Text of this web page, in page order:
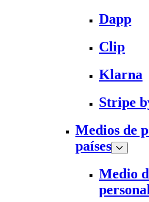
Dapp
Clip
Klarna
Stripe
Medios de
países
Medio